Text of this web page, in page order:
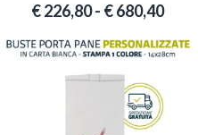
€226,80- €680,40